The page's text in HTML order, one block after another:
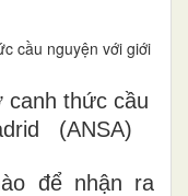
canh thức cầu
(ANSA)
để nhận ra